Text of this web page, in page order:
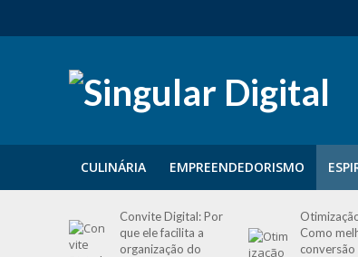
CULINÁRIA EMPREENDEDORISMO
Convite Digital: Por
que ele facilita a
organização do
Como